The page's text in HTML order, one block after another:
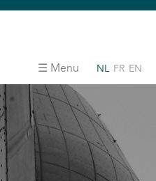
Menu NL FR EN